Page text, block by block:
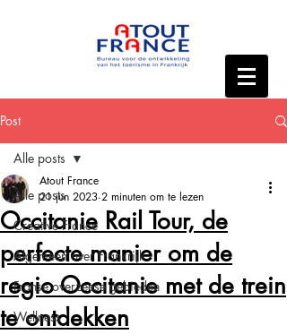
Post
Alle posts
Creative France
Algemeen over Frankrijk
Franse overzeese gebieden
Wellness
Alle posts
Occitanie Rail Tour, de
perfecte manier om de
regio Occitanie met de trein
te ontdekken
Atout France
21 jun 2023 2 minuten om te lezen